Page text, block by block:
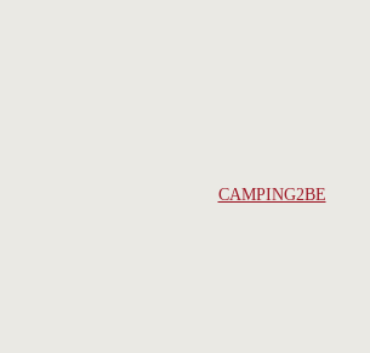
CAMPING2BE